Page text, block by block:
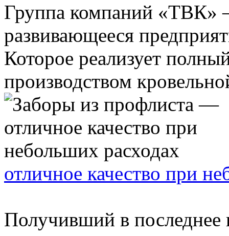
Группа компаний «ТВК»
развивающееся
Которое реализует
производством
отличное качество при
Получивший в последнее